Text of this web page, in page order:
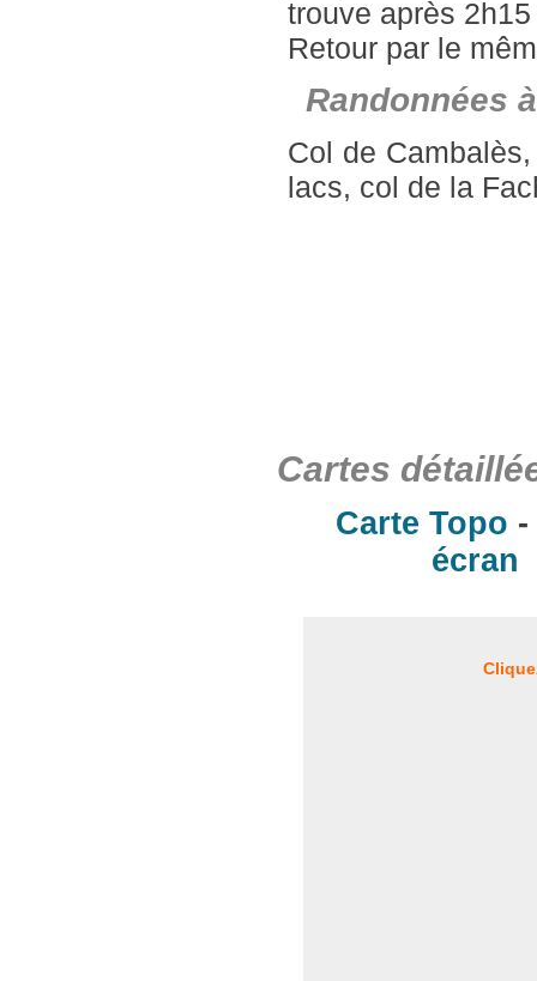
trouve après
Retour par le
Randonnées
Col de
lacs, col de la
Cartes
Carte Topo -
écran